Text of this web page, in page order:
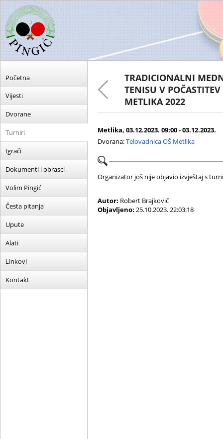
Početna
Vijesti
Dvorane
Turniri
Igrači
Dokumenti i obrasci
Volim Pingić
Česta pitanja
Upute
Alati
Linkovi
Kontakt
TRADICIONALNI
TENISU V
METLIKA 2022
Metlika, 03.12.2023. 09:00 - 03.12.2023.
Dvorana:Telovadnica OŠ Metlika
Organizator još nije objavio izvještaj s
Autor: Robert Brajkovič
Objavljeno: 25.10.2023. 22:03:18